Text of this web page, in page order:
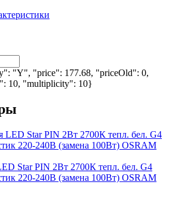
"Y", "price": 177.68, "priceOld": 0,
10, "multiplicity": 10}
Star PIN 2Вт 2700К тепл. бел. G4
220-240В (замена 100Вт) OSRAM